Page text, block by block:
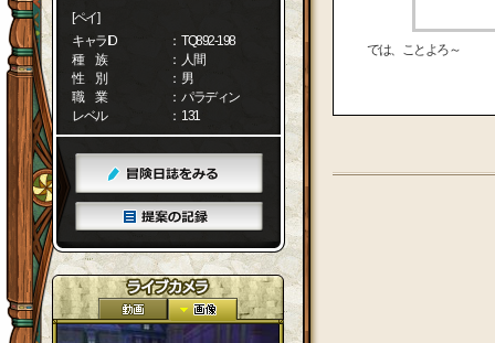
[ペイ]
キャラID
： TQ892-198
種 族
： 人間
性 別
： 男
職 業
： パラディン
レベル
： 131
では、ことよろ～